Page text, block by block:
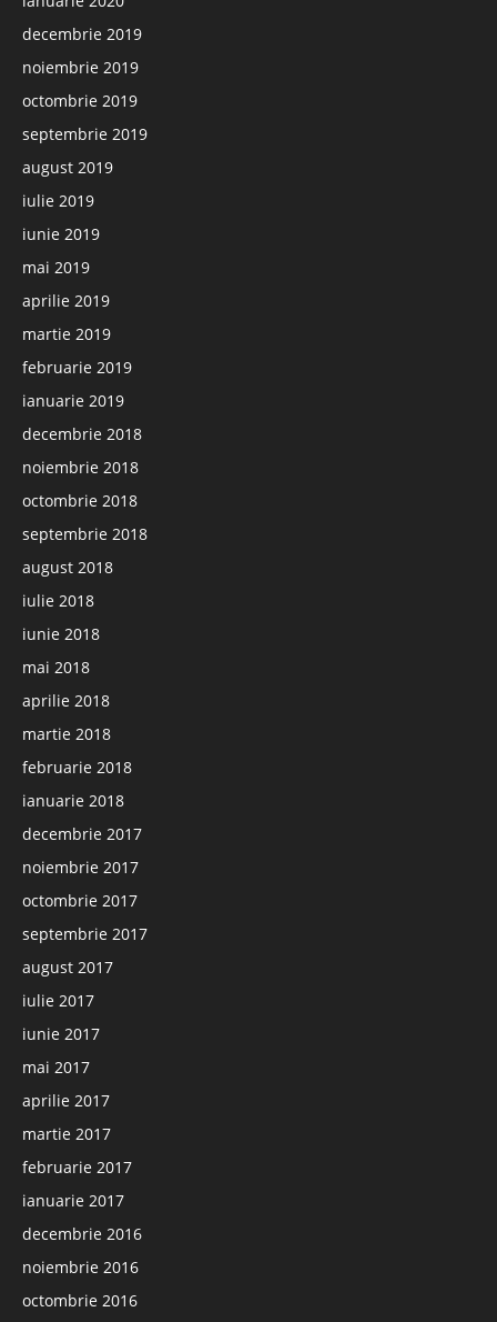
decembrie 2019
noiembrie 2019
octombrie 2019
septembrie 2019
august 2019
iulie 2019
iunie 2019
mai 2019
aprilie 2019
martie 2019
februarie 2019
ianuarie 2019
decembrie 2018
noiembrie 2018
octombrie 2018
septembrie 2018
august 2018
iulie 2018
iunie 2018
mai 2018
aprilie 2018
martie 2018
februarie 2018
ianuarie 2018
decembrie 2017
noiembrie 2017
octombrie 2017
septembrie 2017
august 2017
iulie 2017
iunie 2017
mai 2017
aprilie 2017
martie 2017
februarie 2017
ianuarie 2017
decembrie 2016
noiembrie 2016
octombrie 2016